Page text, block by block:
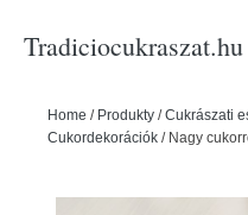
Tradiciocukraszat.hu
Home / Produkty /Cukrászati
Cukordekorációk / Nagy